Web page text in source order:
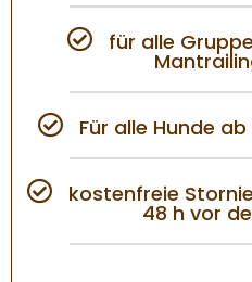
für alle
Für alle Hunde
kostenfreie
48 h vor